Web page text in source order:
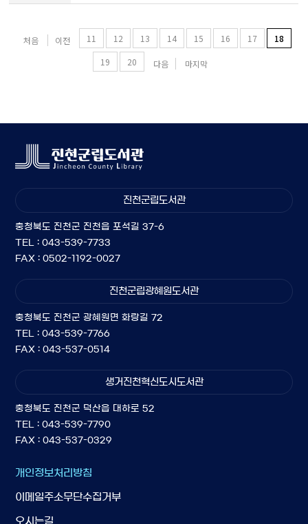
처음 이전 11 12 13 14 15 16 17
18
19
20 다음 마지막
진천군립도서관
충청북도 진천군 진천읍 포석길 37-6
TEL : 043-539-7733
FAX : 0502-1192-0027
진천군립광혜원도서관
충청북도 진천군 광혜원면 화랑길 72
TEL : 043-539-7766
FAX : 043-537-0514
생거진천혁신도시도서관
충청북도 진천군 덕산읍 대하로 52
TEL : 043-539-7790
FAX : 043-537-0329
개인정보처리방침
이메일주소무단수집거부
오시는길